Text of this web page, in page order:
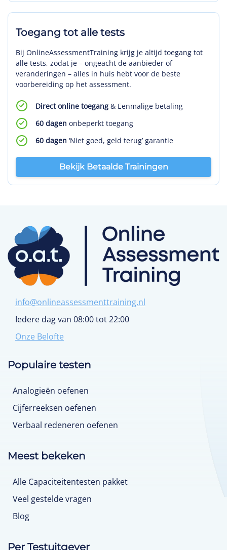
Toegang tot alle tests
Bij OnlineAssessmentTraining krijg je altijd toegang tot
alle tests, zodat je – ongeacht de aanbieder of
veranderingen – alles in huis hebt voor de beste
voorbereiding op het assessment.
Direct online toegang & Eenmalige betaling
60 dagen onbeperkt toegang
60 dagen ‘Niet goed, geld terug’ garantie
Bekijk Betaalde Trainingen
info@onlineassessmenttraining.nl
Iedere dag van 08:00 tot 22:00
Onze Belofte
Populaire testen
Analogieën oefenen
Cijferreeksen oefenen
Verbaal redeneren oefenen
Meest bekeken
Alle Capaciteitentesten pakket
Veel gestelde vragen
Blog
Per Testuitgever